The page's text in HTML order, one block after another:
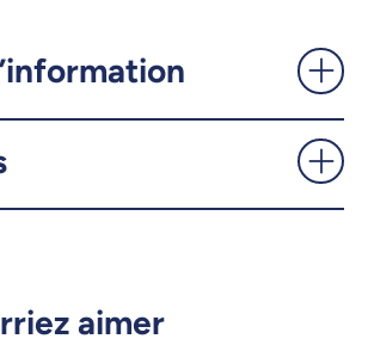
UdeMnouvelles
Facebook
aimer